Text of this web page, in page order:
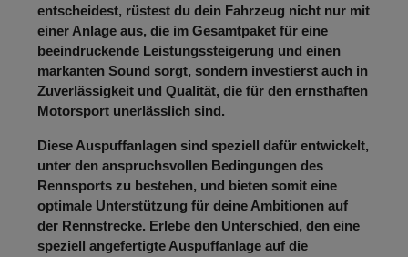
entscheidest, rüstest du dein Fahrzeug nicht nur mit
einer Anlage aus, die im Gesamtpaket für eine
beeindruckende Leistungssteigerung und einen
markanten Sound sorgt, sondern investierst auch in
Zuverlässigkeit und Qualität, die für den ernsthaften
Motorsport unerlässlich sind.
Diese Auspuffanlagen sind speziell dafür entwickelt,
unter den anspruchsvollen Bedingungen des
Rennsports zu bestehen, und bieten somit eine
optimale Unterstützung für deine Ambitionen auf
der Rennstrecke. Erlebe den Unterschied, den eine
speziell angefertigte Auspuffanlage auf die